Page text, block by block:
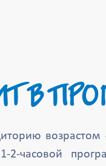
В
возрастом
2-часовой